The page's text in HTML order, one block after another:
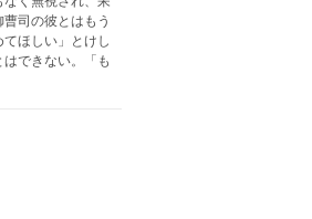
司の彼とはもう
ほしい」とけし
できない。「も